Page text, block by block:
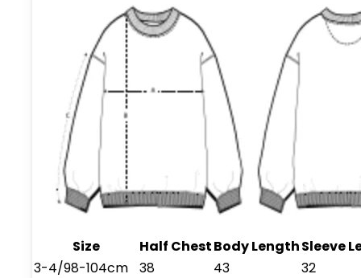
Size Half ChestBody LengthSleeve
3-4/98-104cm
38 43
32